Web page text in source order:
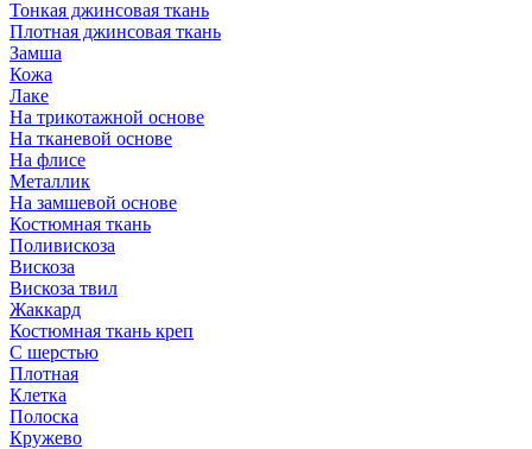
Тонкая джинсовая ткань
Плотная джинсовая ткань
Замша
Кожа
Лаке
На трикотажной основе
На тканевой основе
На флисе
Металлик
На замшевой основе
Костюмная ткань
Поливискоза
Вискоза
Вискоза твил
Жаккард
Костюмная ткань креп
С шерстью
Плотная
Клетка
Полоска
Кружево